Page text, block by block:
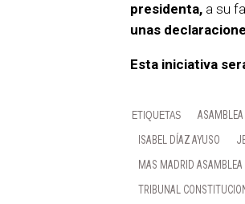
presidenta, a su
unas
Esta iniciativa
ISABEL DÍAZ AYUSO
MAS MADRID
TRIBUNAL